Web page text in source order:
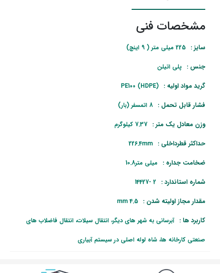
مشخصات فنی
سایز : 225 میلی متر ( 9 اینچ)
جنس : پلی اتیلن
گرید مواد اولیه : PE100 (HDPE)
فشار قابل تحمل : 8 اتمسفر (بار)
وزن معادل یک متر : 7.37 کیلوگرم
حداکثر قطرداخلی : 226.4mm
ضخامت جداره : میلی متر10.8
شماره استاندارد : 2 -14427
مقدار مجاز اولیته شدن : 4.5 mm
کاربرد ها : آبرسانی به شهر های دیگر، انتقال سیلات، انتقال فاضلاب های
صنعتی کارخانه ها، شاه لوله اصلی در سیستم آبیاری